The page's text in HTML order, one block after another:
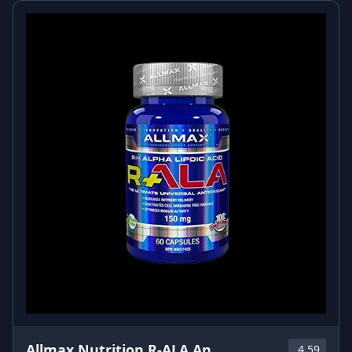
Η Dymatize® χρησιμοποιεί μόνο καθαρή, υψηλής
Η καθημερινή πρόσληψη 3 g κρεατίνης αυξάνει τη
σωματική απόδοση σε διαδοχικές εκρήξεις
βραχυπρόθεσμης άσκησης υψηλής έντασης. Οι 5
βιταμίνες (βιταμίνη C, νιασίνη, παντοθενικό οξύ,
βιταμίνη Β6 και φυλλικό οξύ) που περιλαμβάνονται
συμβάλλουν επίσης στη μείωση της κούρασης και
της κόπωσης, ενώ η πρωτεΐνη υποστηρίζει τόσο την
ανάπτυξη όσο και τη διατήρηση της μυϊκής μάζας.
Υπάρχει μια μικρή τρύπα στη σφράγιση με
αλουμινόχαρτο κάτω από το καπάκι όλων των
κουτιών σκόνης μας. Η τρύπα αυτή είναι απαραίτητη